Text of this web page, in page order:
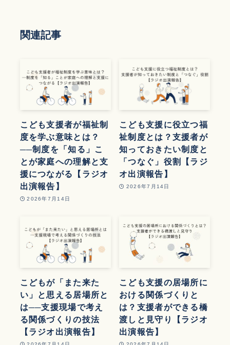
関連記事
こども支援者が福祉制
度を学ぶ意味とは？
──制度を「知る」こ
とが家庭への理解と支
援につながる【ラジオ
出演報告】
2026年7月14日
こども支援に役立つ福
祉制度とは？支援者が
知っておきたい制度と
「つなぐ」役割【ラジ
オ出演報告】
2026年7月14日
こどもが「また来た
い」と思える居場所と
は──支援現場で考え
る関係づくりの技法
【ラジオ出演報告】
こども支援の居場所に
おける関係づくりと
は？支援者ができる橋
渡しと見守り【ラジオ
出演報告】